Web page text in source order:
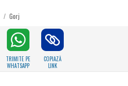
/ Gorj
TRIMITE PE
WHATSAPP
COPIAZĂ
LINK